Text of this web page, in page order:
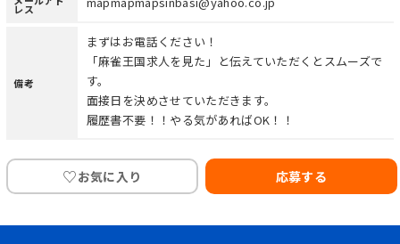
レス
備考
まずはお電話ください！
「麻雀王国求人を見た」と伝えていただくとスムーズで
す。
面接日を決めさせていただきます。
履歴書不要！！やる気があればOK！！
♡お気に入り 応募する